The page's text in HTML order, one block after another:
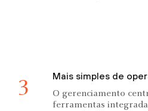
3 Mais simples de
O gerenciamento
ferramentas